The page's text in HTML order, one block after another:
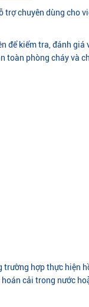
chuyên dùng cho
để kiểm tra, đánh
phòng cháy và
trường hợp thực hiện
cải trong nước